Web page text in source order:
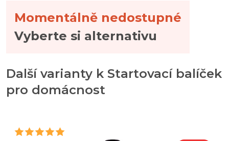
Momentálně nedostupné
Vyberte si alternativu
Další varianty k Startovací balíček
pro domácnost